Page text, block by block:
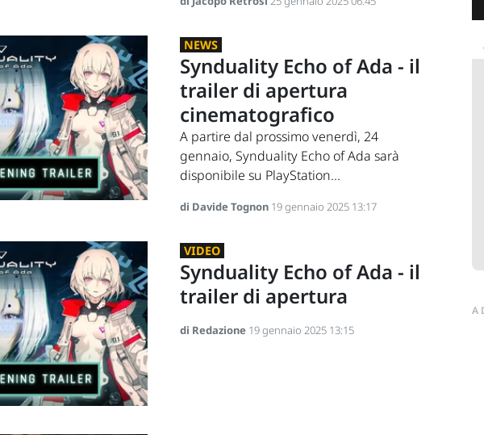
NEWS
Synduality Echo of Ada - il
trailer di apertura
cinematografico
A partire dal prossimo venerdì, 24
gennaio, Synduality Echo of Ada sarà
disponibile su PlayStation...
di Davide Tognon 19 gennaio 2025 13:17
VIDEO
Synduality Echo of Ada - il
trailer di apertura
di Redazione 19 gennaio 2025 13:15